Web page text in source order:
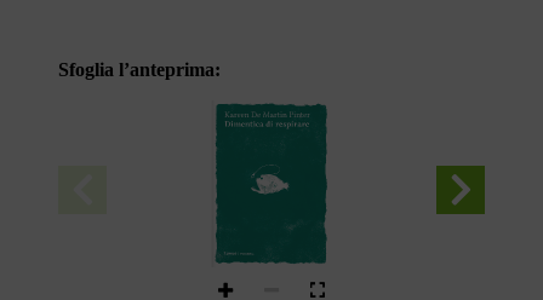
Sfoglia l’anteprima:
Kareen De Martin Pinter
Dimentica di respirare
tunué